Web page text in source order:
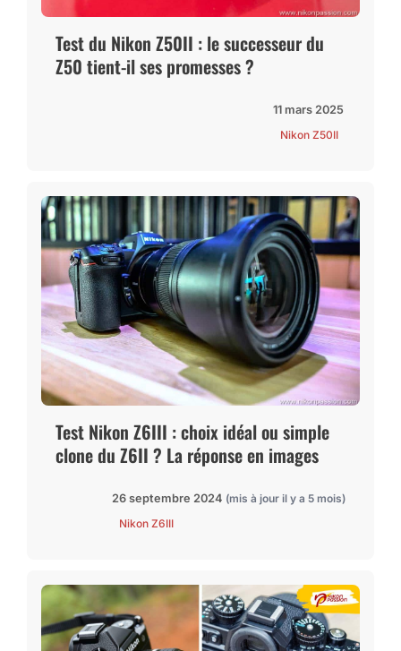
Test du Nikon Z50II : le successeur du
Z50 tient-il ses promesses ?
11 mars 2025
Nikon Z50II
Test Nikon Z6III : choix idéal ou simple
clone du Z6II ? La réponse en images
26 septembre 2024 (mis à jour il y a 5 mois)
Nikon Z6III